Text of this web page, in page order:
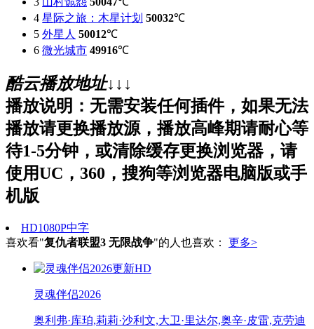
4 星际之旅：木星计划 50032℃
5 外星人 50012℃
6 微光城市 49916℃
酷云播放地址↓↓↓
播放说明：无需安装任何插件，如果无法
播放请更换播放源，播放高峰期请耐心等
待1-5分钟，或清除缓存更换浏览器，请
使用UC，360，搜狗等浏览器电脑版或手
机版
HD1080P中字
喜欢看"复仇者联盟3 无限战争"的人也喜欢： 更多>
更新HD
灵魂伴侣2026
奥利弗·库珀,莉莉·沙利文,大卫·里达尔,奥辛·皮雷,克劳迪